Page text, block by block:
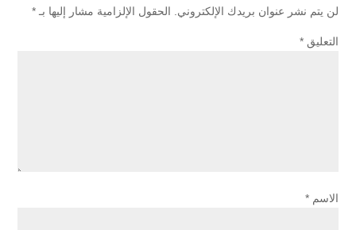
لن يتم نشر عنوان بريدك الإلكتروني. الحقول الإلزامية مشار إليها بـ *
التعليق *
الاسم *